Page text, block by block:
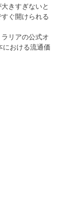
きすぎないと
ぐ開けられる
リアの公式オ
における流通価